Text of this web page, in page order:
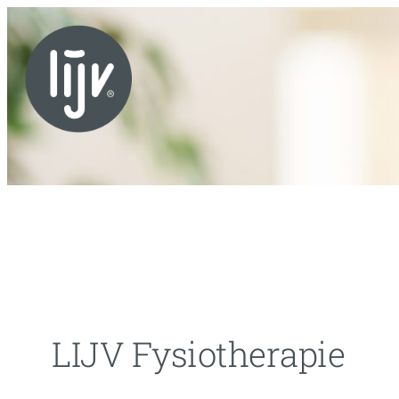
Skip
to
content
LIJV Fysiotherapie